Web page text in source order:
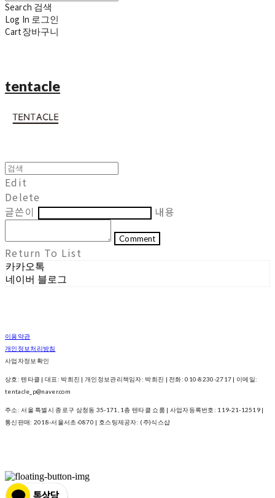
Search 검색
Log In 로그인
Cart장바구니
tentacle
Edit
Delete
글쓴이
내용
Comment
Return To List
카카오톡
네이버 블로그
이용약관
개인정보처리방침
사업자정보확인
상호: 텐타클 | 대표: 박희진 | 개인정보관리책임자: 박희진 | 전화: 010-8230-2717 | 이메일:
tentacle_p@naver.com
주소: 서울 특별시 종로구 삼청동 35-171, 1층 텐타클 쇼룸 | 사업자등록번호: 119-21-12519 |
통신판매: 2018-서울서초-0870 | 호스팅제공자: (주)식스샵